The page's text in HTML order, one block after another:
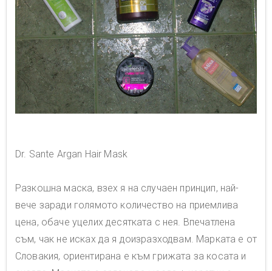
Dr. Sante Argan Hair Mask
Разкошна маска, взех я на случаен принцип, най-
вече заради голямото количество на приемлива
цена, обаче уцелих десятката с нея. Впечатлена
съм, чак не исках да я доизразходвам. Марката е от
Словакия, ориентирана е към грижата за косата и